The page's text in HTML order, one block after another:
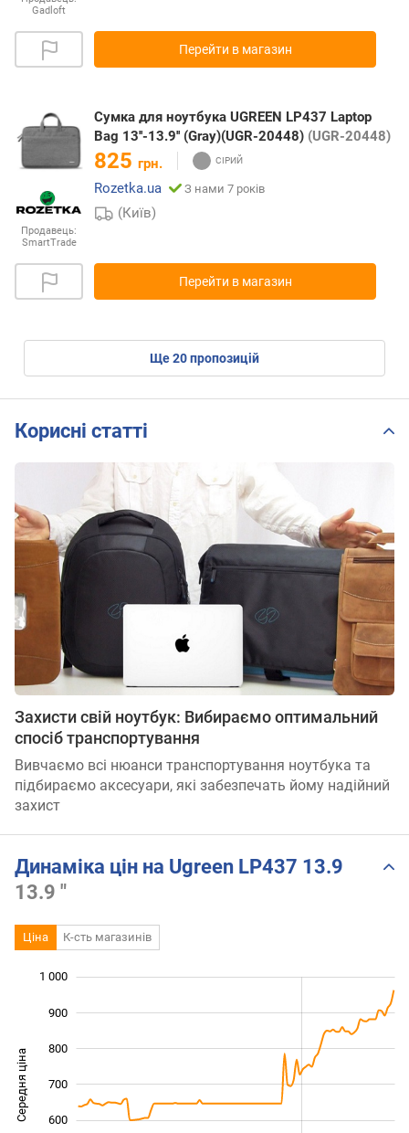
Gadloft
Перейти в магазин
Продавець:
SmartTrade
Сумка для ноутбука UGREEN LP437 Laptop
Bag 13''-13.9'' (Gray)(UGR-20448) (UGR-20448)
825 грн.
Rozetka.ua
З нами 7 років
(Київ)
Перейти в магазин
ще20пропозицій
Корисні статті
Захисти свій ноутбук: Вибираємо оптимальний
спосіб транспортування
Вивчаємо всі нюанси транспортування ноутбука та
підбираємо аксесуари, які забезпечать йому надійний
захист
Динаміка цін на Ugreen LP437 13.9
13.9 "
Ціна К-сть магазинів
Середня ціна 1 000
600
700
800
900
1 000